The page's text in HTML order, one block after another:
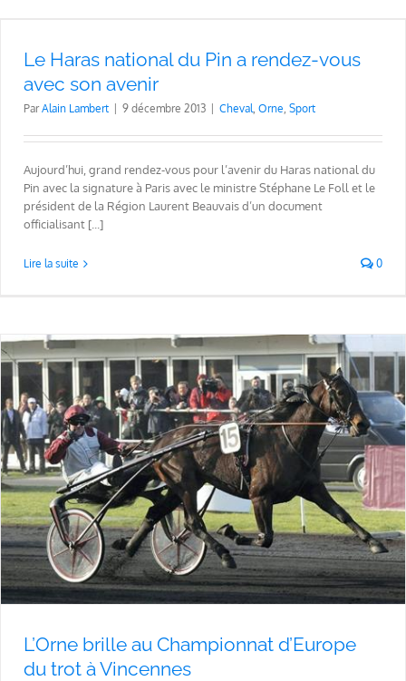
Le Haras national du Pin a rendez-vous
avec son avenir
ParAlain Lambert 9 décembre 2013 Cheval, Orne, Sport
Aujourd’hui, grand rendez-vous pour l’avenir du Haras national du
Pin avec la signature à Paris avec le ministre Stéphane Le Foll et le
président de la Région Laurent Beauvais d’un document
officialisant [...]
Lire la suite 0
L’Orne brille au Championnat d’Europe
du trot à Vincennes